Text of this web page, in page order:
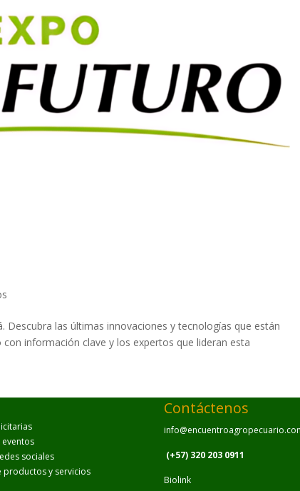
Descubra las últimas innovaciones y tecnologías que están
información clave y los expertos que lideran esta
sociales
productos y servicios
Contáctenos
(+57) 320 203 0911
Biolink